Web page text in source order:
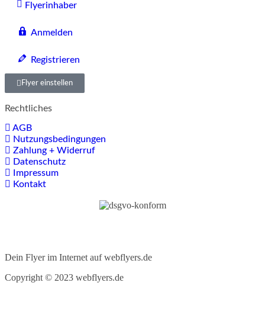
Flyerinhaber
Anmelden
Registrieren
Flyer einstellen
Rechtliches
AGB
Nutzungsbedingungen
Zahlung + Widerruf
Datenschutz
Impressum
Kontakt
Dein Flyer im Internet auf webflyers.de
Copyright © 2023 webflyers.de